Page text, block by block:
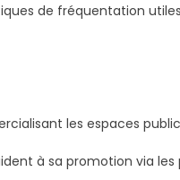
de fréquentation
les espaces
à sa promotion via les